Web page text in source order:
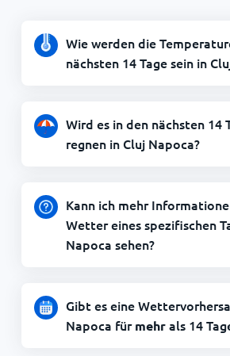
Wie werden die
nächsten 14 Tage sein in
Wird es in den nächsten 14
regnen in Cluj Napoca?
Kann ich mehr
Wetter eines spezifischen
Napoca sehen?
Gibt es eine
Napoca fürmehrals 14